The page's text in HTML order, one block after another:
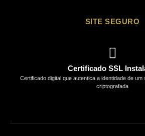
SITE SEGURO
Certificado SSL
Certificado digital que autentica a identidade de
criptografada